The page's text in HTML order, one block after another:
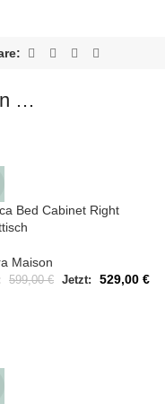
…
Bed Cabinet Right
Maison
599,00€ Jetzt: 529,00 €